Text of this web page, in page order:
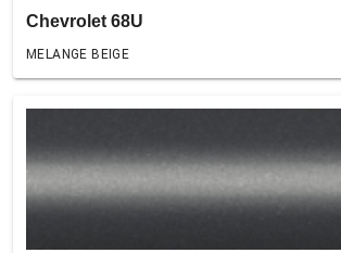
Chevrolet 68U
MELANGE BEIGE